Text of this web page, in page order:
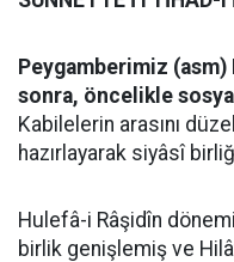
Peygamberimiz
sonra, öncelikle
Kabilelerin arasını
hazırlayarak siyâsî
Hulefâ-i Râşidîn
birlik genişlemiş ve